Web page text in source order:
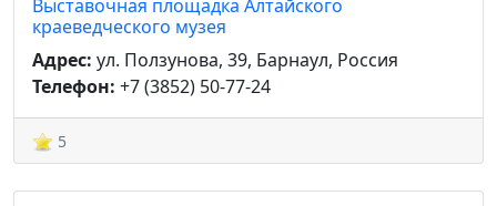
Выставочная площадка Алтайского
краеведческого музея
Адрес: ул. Ползунова, 39, Барнаул, Россия
Телефон: +7 (3852) 50-77-24
5